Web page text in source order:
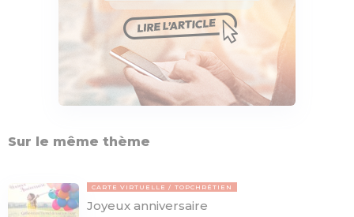
Sur le même thème
CARTE VIRTUELLE TOPCHRÉTIEN
Joyeux anniversaire